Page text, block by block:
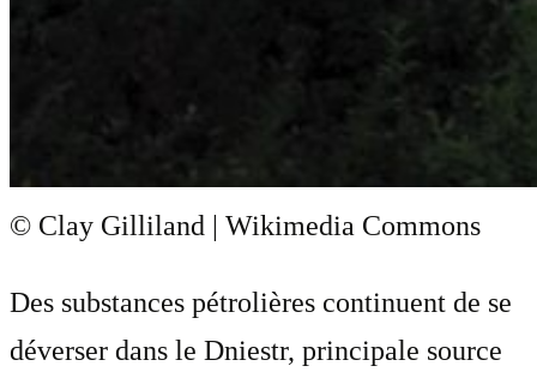
© Clay Gilliland | Wikimedia Commons
Des substances pétrolières continuent de se
déverser dans le Dniestr, principale source